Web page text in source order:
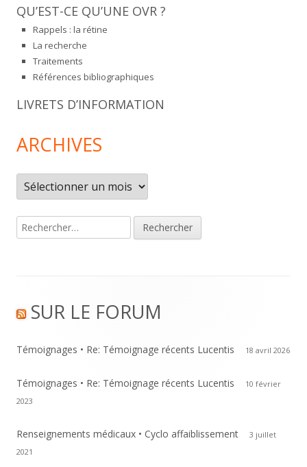
QU’EST-CE QU’UNE OVR ?
Rappels : la rétine
La recherche
Traitements
Références bibliographiques
LIVRETS D’INFORMATION
ARCHIVES
Archives
Rechercher :
Content
SUR LE FORUM
Témoignages • Re: Témoignage récents Lucentis 18 avril 2026
Témoignages • Re: Témoignage récents Lucentis
10 février
2023
Renseignements médicaux • Cyclo affaiblissement
3 juillet
2021